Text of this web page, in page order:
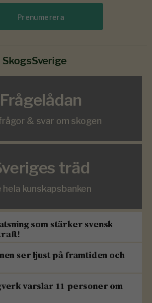
Prenumerera
SkogsSverige
Frågelådan
& svar om skogen
träd
hela kunskapsbanken
som stärker svensk
ser ljust på framtiden och
varslar 11 personer om